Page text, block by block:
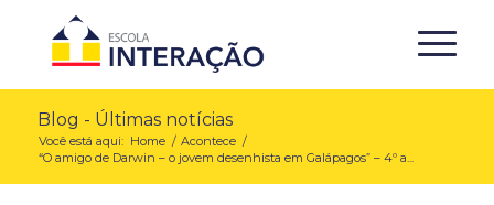
Blog - Últimas notícias
Você está aqui: Home / Acontece /
“O amigo de Darwin – o jovem desenhista em Galápagos” – 4º a...